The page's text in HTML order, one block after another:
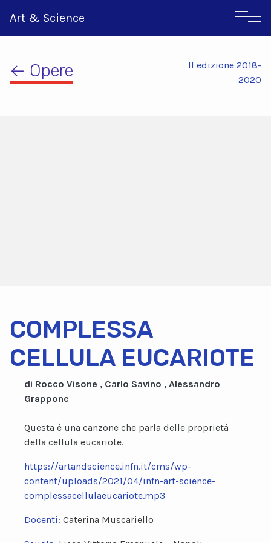
Art & Science
← Opere
II edizione 2018-
2020
COMPLESSA
CELLULA EUCARIOTE
di Rocco Visone , Carlo Savino , Alessandro
Grappone
Questa è una canzone che parla delle proprietà
della cellula eucariote.
https://artandscience.infn.it/cms/wp-
content/uploads/2021/04/infn-art-science-
complessacellulaeucariote.mp3
Docenti: Caterina Muscariello